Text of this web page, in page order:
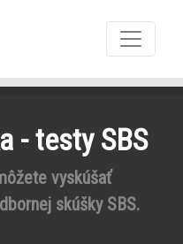
- testy SBS
vyskúšať
skúšky SBS.